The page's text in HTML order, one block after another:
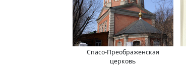
Спасо-Преображенская
церковь